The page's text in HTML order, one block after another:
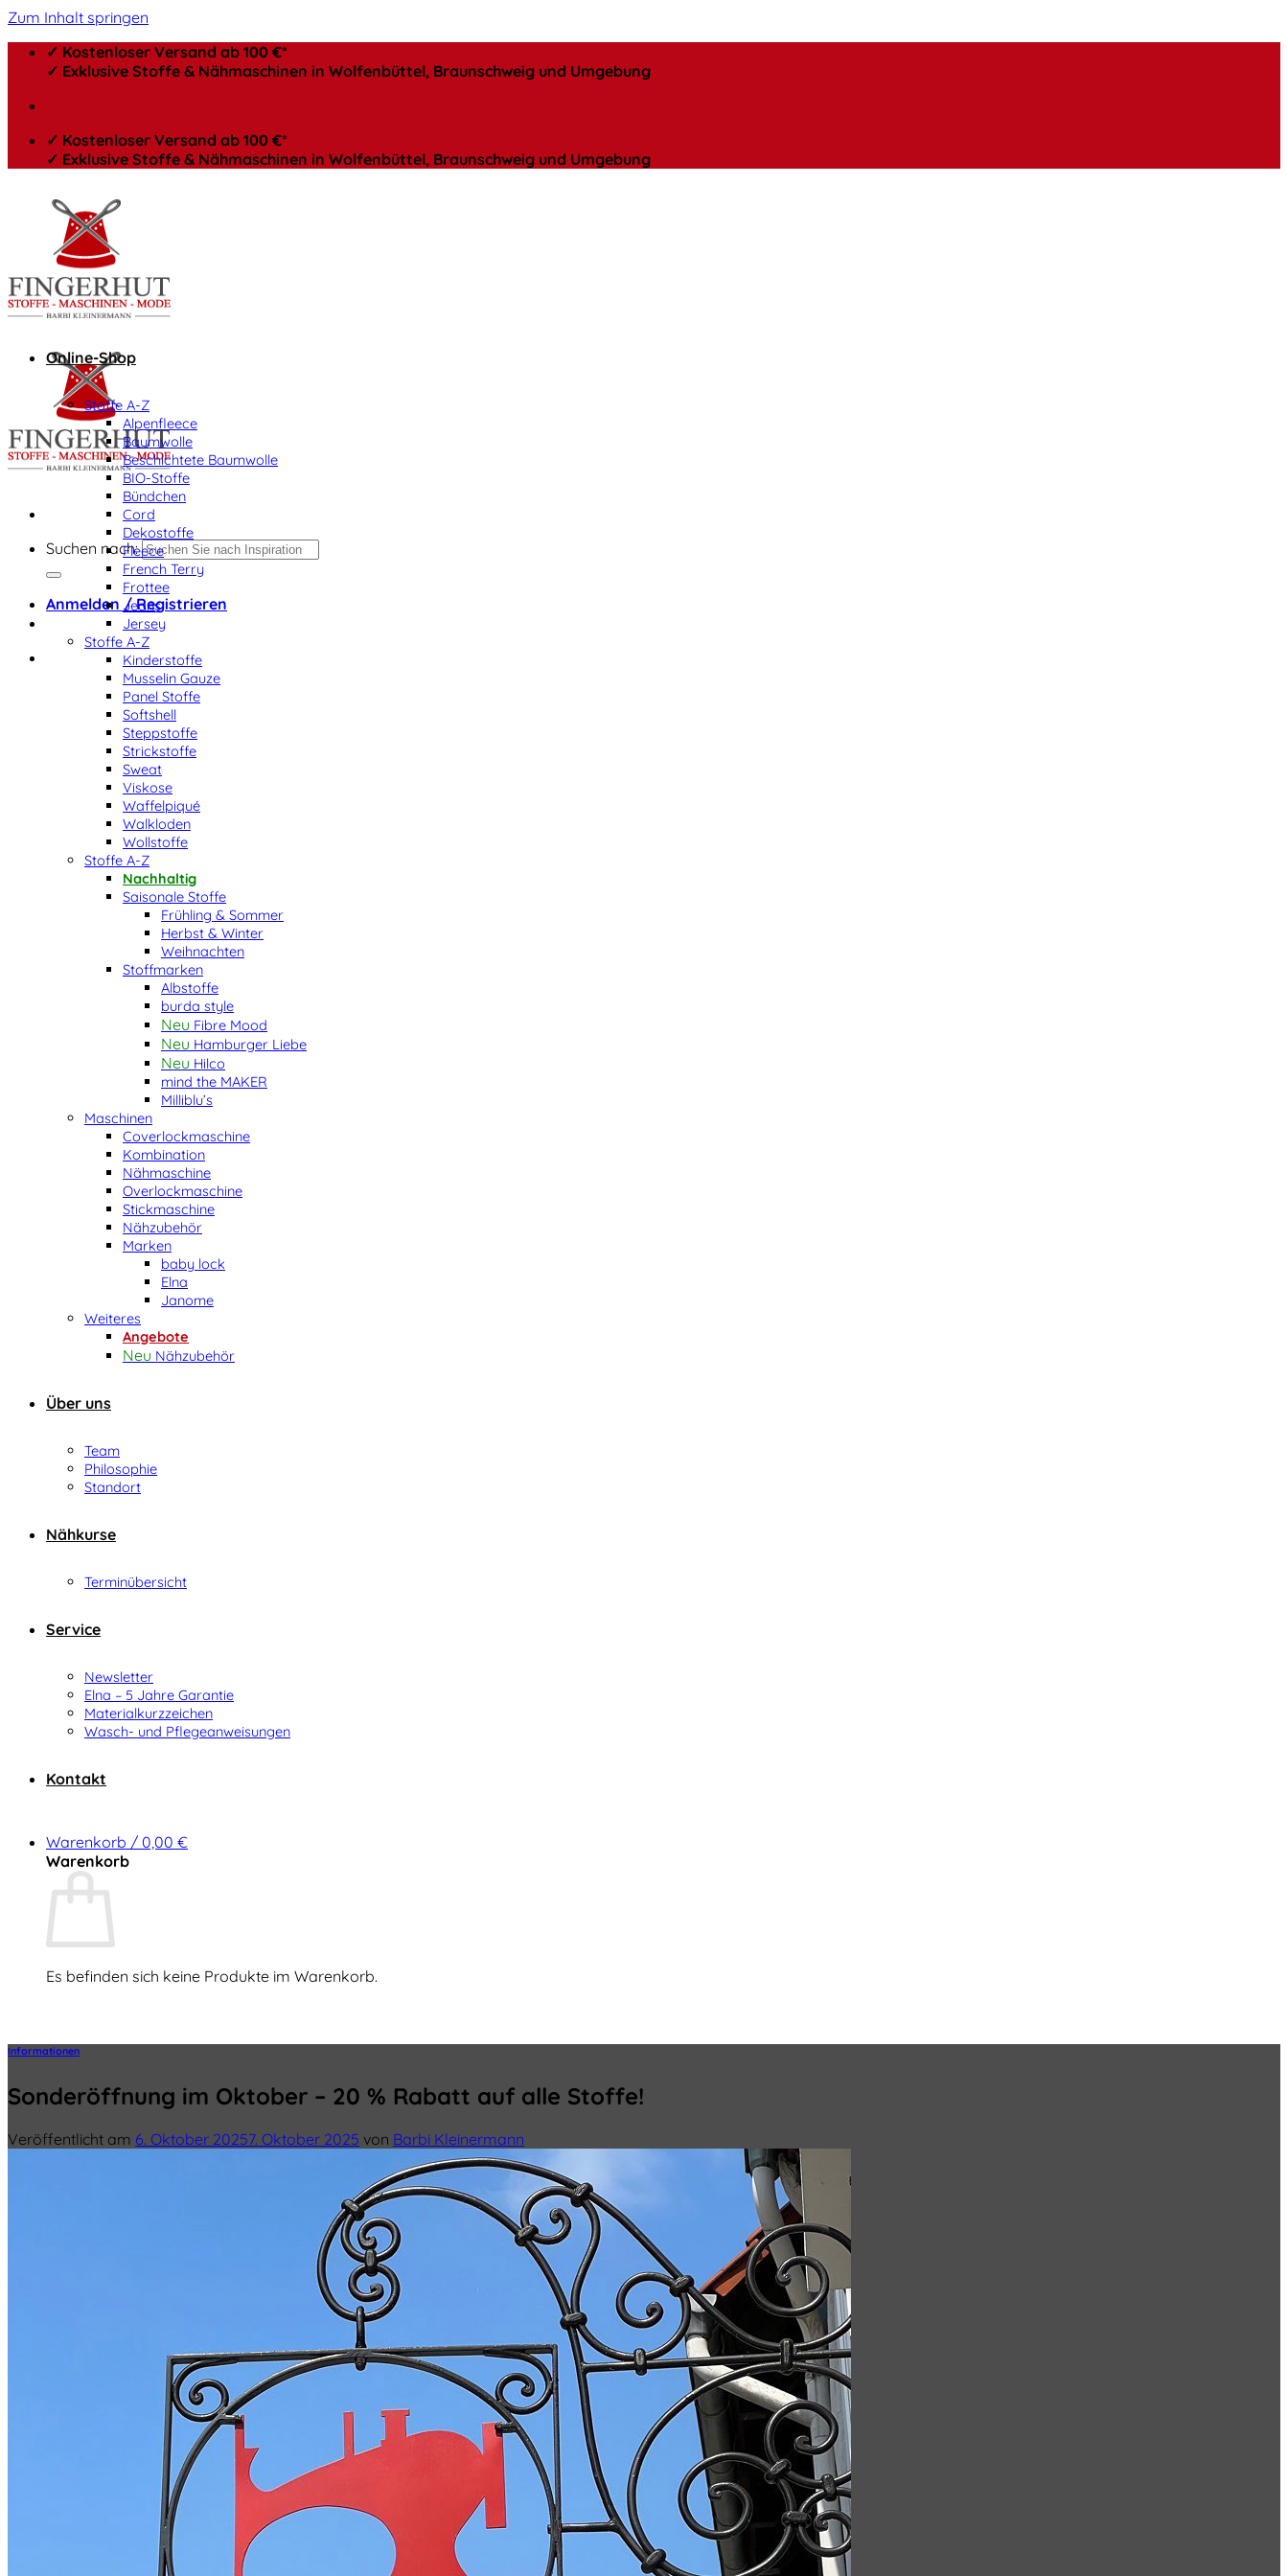
Zum Inhalt springen
✓ Kostenloser Versand ab 100 €*
✓ Exklusive Stoffe & Nähmaschinen in Wolfenbüttel, Braunschweig und Umgebung
✓ Kostenloser Versand ab 100 €*
✓ Exklusive Stoffe & Nähmaschinen in Wolfenbüttel, Braunschweig und Umgebung
Suchen nach:
Anmelden / Registrieren
Online-Shop
Stoffe A-Z
Alpenfleece
Baumwolle
Beschichtete Baumwolle
BIO-Stoffe
Bündchen
Cord
Dekostoffe
Fleece
French Terry
Frottee
Jeans
Jersey
Stoffe A-Z
Kinderstoffe
Musselin Gauze
Panel Stoffe
Softshell
Steppstoffe
Strickstoffe
Sweat
Viskose
Waffelpiqué
Walkloden
Wollstoffe
Stoffe A-Z
Nachhaltig
Saisonale Stoffe
Frühling & Sommer
Herbst & Winter
Weihnachten
Stoffmarken
Albstoffe
burda style
Fibre Mood
Hamburger Liebe
Hilco
mind the MAKER
Milliblu’s
Maschinen
Coverlockmaschine
Kombination
Nähmaschine
Overlockmaschine
Stickmaschine
Nähzubehör
Marken
baby lock
Elna
Janome
Weiteres
Angebote
Nähzubehör
Über uns
Team
Philosophie
Standort
Nähkurse
Terminübersicht
Service
Newsletter
Elna – 5 Jahre Garantie
Materialkurzzeichen
Wasch- und Pflegeanweisungen
Kontakt
Warenkorb / 0,00 €
Warenkorb
Es befinden sich keine Produkte im Warenkorb.
Informationen
Sonderöffnung im Oktober – 20 % Rabatt auf alle Stoffe!
Veröffentlicht am 6. Oktober 20257. Oktober 2025 von Barbi Kleinermann